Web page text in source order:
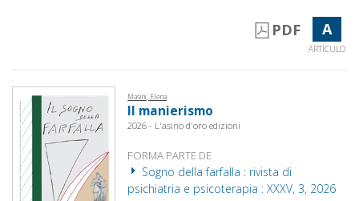
PDF A
ARTÍCULO
Masini, Elena
Il manierismo
2026 - L'asino d'oro edizioni
FORMA PARTE DE
Sogno della farfalla : rivista di
psichiatria e psicoterapia : XXXV, 3, 2026